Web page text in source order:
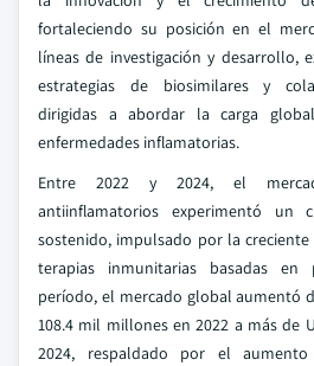
fortaleciendo su posición en el
líneas de investigación y desarrollo,
estrategias de biosimilares y
dirigidas a abordar la carga
enfermedades inflamatorias.
Entre 2022 y 2024, el
antiinflamatorios experimentó un
sostenido, impulsado por la
terapias inmunitarias basadas en
período, el mercado global aumentó
108.4 mil millones en 2022 a más de
2024, respaldado por el